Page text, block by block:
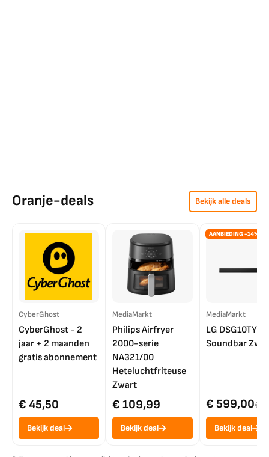
Oranje-deals Bekijk alle deals
CyberGhost
CyberGhost - 2
jaar + 2 maanden
gratis abonnement
€ 45,50
Bekijk deal
MediaMarkt
Philips Airfryer
2000-serie
NA321/00
Heteluchtfriteuse
Zwart
€ 109,99
Bekijk deal
AANBIEDING -14%
MediaMarkt
LG DSG10TY
Soundbar
€ 599,00€
Bekijk deal